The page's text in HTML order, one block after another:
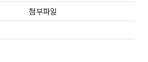
첨부파일